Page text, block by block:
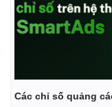
Các chỉ số quảng